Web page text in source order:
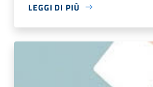
LEGGI DI PIÙ